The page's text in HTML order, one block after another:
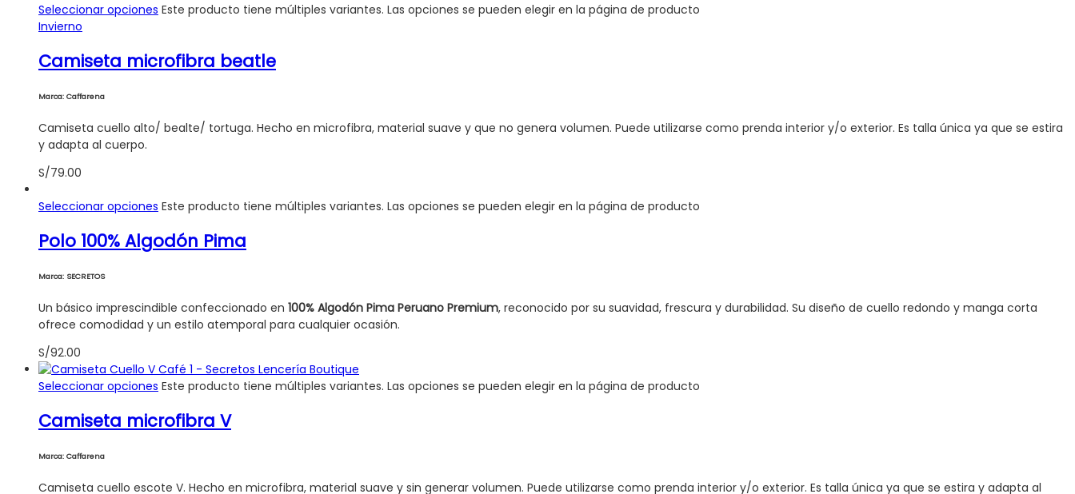
Seleccionar opciones Este producto tiene múltiples variantes. Las opciones se pueden elegir en la página de producto
Invierno
Camiseta microfibra beatle
Marca: Caffarena
Camiseta cuello alto/ bealte/ tortuga. Hecho en microfibra, material suave y que no genera volumen. Puede utilizarse como prenda interior y/o exterior. Es talla única ya que se estira
y adapta al cuerpo.
S/79.00
Seleccionar opciones Este producto tiene múltiples variantes. Las opciones se pueden elegir en la página de producto
Polo 100% Algodón Pima
Marca: SECRETOS
Un básico imprescindible confeccionado en 100% Algodón Pima Peruano Premium, reconocido por su suavidad, frescura y durabilidad. Su diseño de cuello redondo y manga corta
ofrece comodidad y un estilo atemporal para cualquier ocasión.
S/92.00
Seleccionar opciones Este producto tiene múltiples variantes. Las opciones se pueden elegir en la página de producto
Camiseta microfibra V
Marca: Caffarena
Camiseta cuello escote V. Hecho en microfibra, material suave y sin generar volumen. Puede utilizarse como prenda interior y/o exterior. Es talla única ya que se estira y adapta al